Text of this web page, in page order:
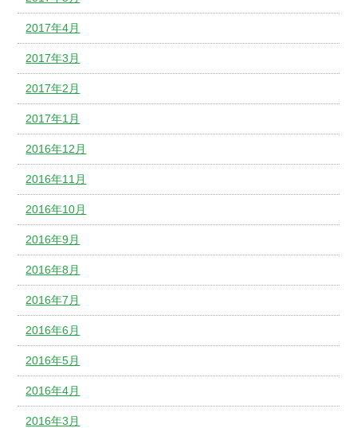
2017年4月
2017年3月
2017年2月
2017年1月
2016年12月
2016年11月
2016年10月
2016年9月
2016年8月
2016年7月
2016年6月
2016年5月
2016年4月
2016年3月